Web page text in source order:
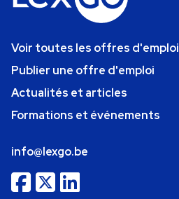
Voir toutes les offres d'emploi
Publier une offre d'emploi
Actualités et articles
Formations et événements
info@lexgo.be